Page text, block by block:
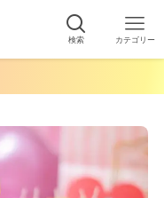
検索 カテゴリー